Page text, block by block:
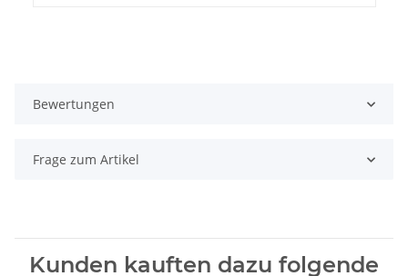
Bewertungen
Frage zum Artikel
Kunden kauften dazu folgende